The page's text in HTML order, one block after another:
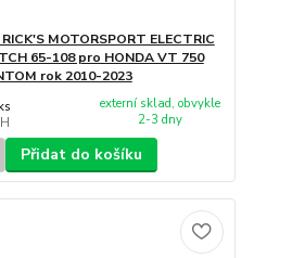
MOTORSPORT ELECTRIC
65-108 pro HONDA VT 750
rok 2010-2023
externí sklad, obvykle
2-3 dny
Přidat do košíku